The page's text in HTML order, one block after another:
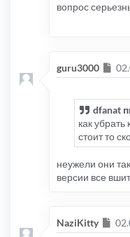
вопрос
guru3000
dfanat
как убрать
стоит то
неужели они
версии все
NaziKitty